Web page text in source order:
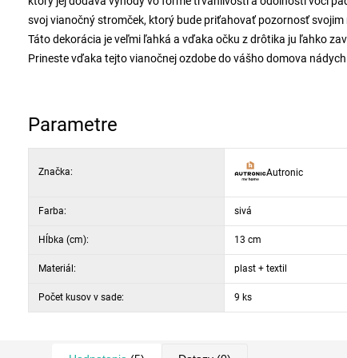
svoj vianočný stromček, ktorý bude priťahovať pozornosť svojim
Táto dekorácia je veľmi ľahká a vďaka očku z drôtika ju ľahko
Prineste vďaka tejto vianočnej ozdobe do vášho domova
Parametre
Značka: Autronic
Farba: sivá
Hĺbka (cm): 13 cm
Materiál: plast + textil
Počet kusov v sade: 9 ks